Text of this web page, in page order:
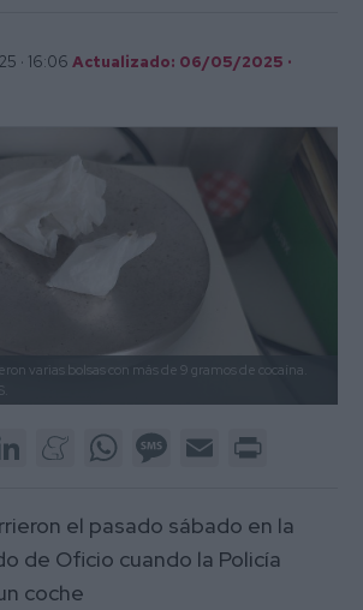
· 16:06 Actualizado: 06/05/2025 ·
varias bolsas con más de 9 gramos de cocaína.
LinkedInMeneameWhatsAppMessage
Email
el pasado sábado en la
de Oficio cuando la Policía
coche